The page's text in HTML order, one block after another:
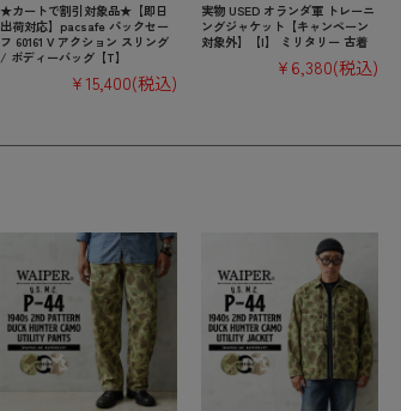
★カートで割引対象品★【即日
出荷対応】pacsafe パックセー
フ 60161 V アクション スリング
/ ボディーバッグ【T】
¥15,400(税込)
実物 USED オランダ軍 トレーニ
ングジャケット【キャンペーン
対象外】【I】 ミリタリー 古着
¥6,380(税込)